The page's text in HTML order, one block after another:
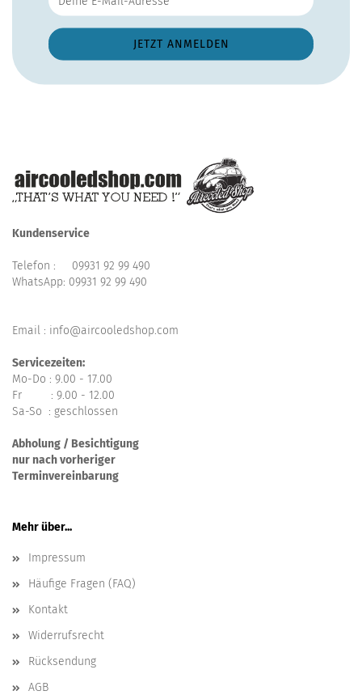
Kundenservice
Telefon : 09931 92 99 490
WhatsApp: 09931 92 99 490
Email : info@aircooledshop.com
Servicezeiten:
Mo-Do : 9.00 - 17.00
Fr : 9.00 - 12.00
Sa-So : geschlossen
Abholung / Besichtigung
nur nach vorheriger
Terminvereinbarung
Mehr über...
Impressum
Häufige Fragen (FAQ)
Kontakt
Widerrufsrecht
Rücksendung
AGB